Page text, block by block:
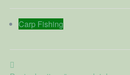
Carp Fishing
Post